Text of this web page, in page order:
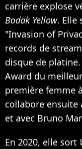
carrière explose
Bodak Yellow. Elle
"Invasion of
records de
disque de
Award du
première femme
collabore ensuite
et avec Bruno
En 2020, elle sort